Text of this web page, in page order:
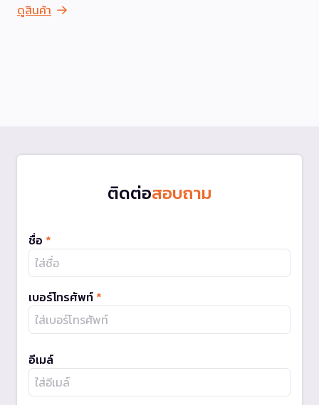
ดูสินค้า
ติดต่อสอบถาม
ชื่อ *
เบอร์โทรศัพท์ *
อีเมล์